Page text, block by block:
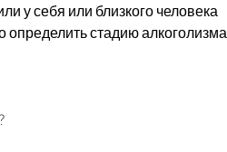
у себя или близкого человека
стадию алкоголизма.